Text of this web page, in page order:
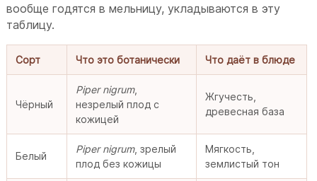
вообще годятся в мельницу, укладываются в эту
таблицу.
Сорт Что это ботанически Что даёт в блюде
Чёрный
Piper nigrum,
незрелый плод с
кожицей
Жгучесть,
древесная база
Белый
Piper nigrum, зрелый
плод без кожицы
Мягкость,
землистый тон